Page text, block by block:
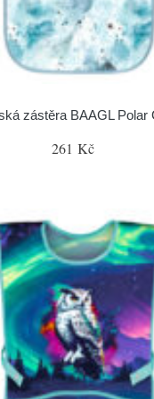
zástěra BAAGL Polar
261 Kč